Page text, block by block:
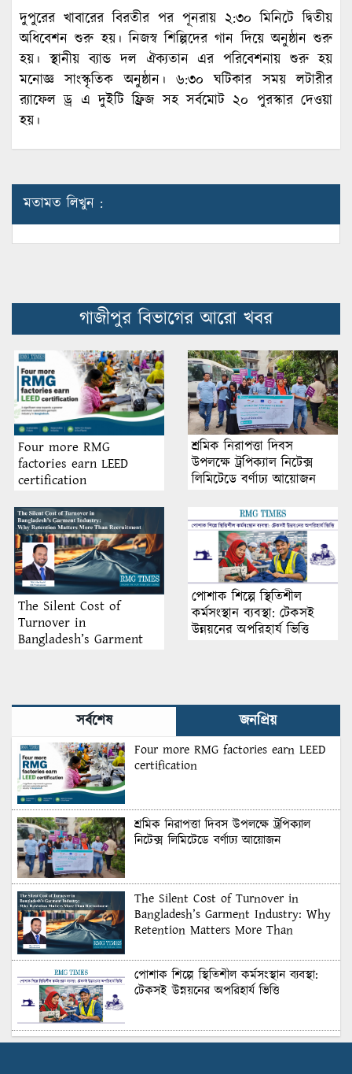
দুপুরের খাবারের বিরতীর পর পূনরায় ২:৩০ মিনিটে দ্বিতীয়
অধিবেশন শুরু হয়। নিজস্ব শিল্পিদের গান দিয়ে অনুষ্ঠান শুরু
হয়। স্থানীয় ব্যান্ড দল ঐক্যতান এর পরিবেশনায় শুরু হয়
মনোজ্ঞ সাংস্কৃতিক অনুষ্ঠান। ৬:৩০ ঘটিকার সময় লটারীর
র‌্যাফেল ড্র এ দুইটি ফ্রিজ সহ সর্বমোট ২০ পুরস্কার দেওয়া
হয়।
মতামত লিখুন :
গাজীপুর বিভাগের আরো খবর
Four more RMG
factories earn LEED
certification
শ্রমিক নিরাপত্তা দিবস
উপলক্ষে ট্রপিক্যাল নিটেক্স
লিমিটেডে বর্ণাঢ্য আয়োজন
The Silent Cost of
Turnover in
Bangladesh’s Garment
পোশাক শিল্পে স্থিতিশীল
কর্মসংস্থান ব্যবস্থা: টেকসই
উন্নয়নের অপরিহার্য ভিত্তি
সর্বশেষ জনপ্রিয়
Four more RMG factories earn LEED
certification
শ্রমিক নিরাপত্তা দিবস উপলক্ষে ট্রপিক্যাল
নিটেক্স লিমিটেডে বর্ণাঢ্য আয়োজন
The Silent Cost of Turnover in
Bangladesh’s Garment Industry: Why
Retention Matters More Than
পোশাক শিল্পে স্থিতিশীল কর্মসংস্থান ব্যবস্থা:
টেকসই উন্নয়নের অপরিহার্য ভিত্তি
শুল্কের দেয়াল ভাঙার সুযোগ: মার্কিন বাজারে